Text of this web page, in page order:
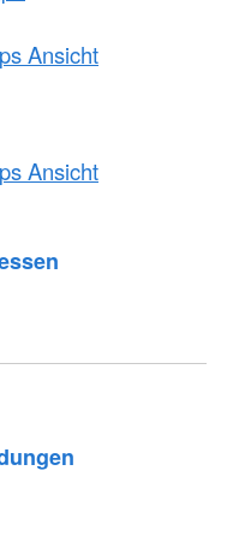
Ansicht
Ansicht